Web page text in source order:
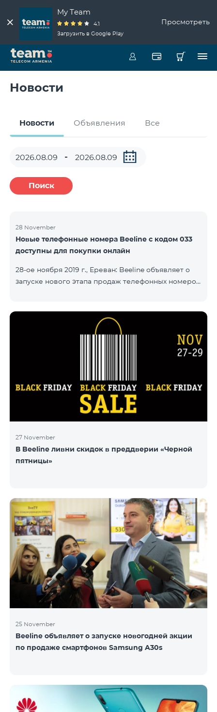
My Team
4.1
Загрузить в Google Play
Просмотреть
Новости
Новости Объявления Все
Поиск
28 November
Новые телефонные номера Beeline с кодом 033
доступны для покупки онлайн
28-ое ноября 2019 г., Ереван: Beeline объявляет о
запуске нового этапа продаж телефонных номеров
телефонный номер с кодом 033 можно при
подключении какого-либо из пакетов «Смарт».
направления онлайн продаж. Через наш сайт
номер будет доставлен по указанному
покупателем адресу. Кр
27 November
В Beeline ливни скидок в преддверии «Черной
пятницы»
25 November
Beeline объявляет о запуске новогодней акции
по продаже смартфонов Samsung A30s